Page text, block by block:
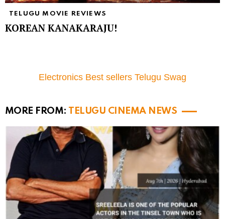
TELUGU MOVIE REVIEWS
KOREAN KANAKARAJU!
Electronics Best sellers Telugu Swag
MORE FROM: TELUGU CINEMA NEWS